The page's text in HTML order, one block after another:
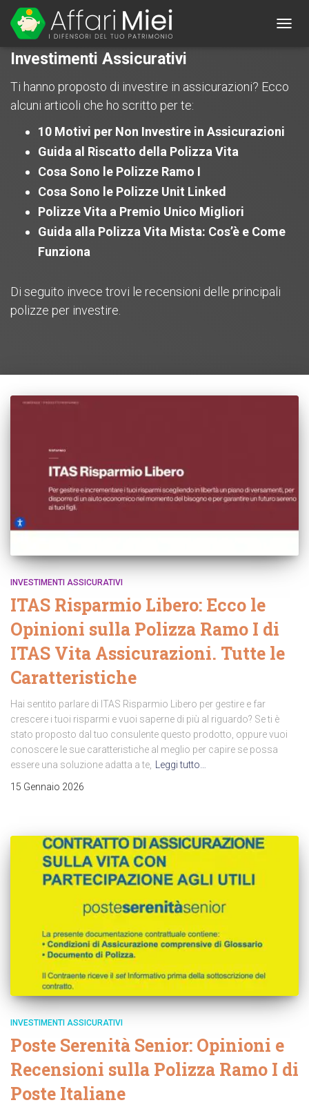
Investimenti Assicurativi
Ti hanno proposto di investire in assicurazioni? Ecco
alcuni articoli che ho scritto per te:
10 Motivi per Non Investire in Assicurazioni
Guida al Riscatto della Polizza Vita
Cosa Sono le Polizze Ramo I
Cosa Sono le Polizze Unit Linked
Polizze Vita a Premio Unico Migliori
Guida alla Polizza Vita Mista: Cos’è e Come
Funziona
Di seguito invece trovi le recensioni delle principali
polizze per investire.
INVESTIMENTI ASSICURATIVI
ITAS Risparmio Libero: Ecco le
Opinioni sulla Polizza Ramo I di
ITAS Vita Assicurazioni. Tutte le
Caratteristiche
Hai sentito parlare di ITAS Risparmio Libero per gestire e far
crescere i tuoi risparmi e vuoi saperne di più al riguardo? Se ti è
stato proposto dal tuo consulente questo prodotto, oppure vuoi
conoscere le sue caratteristiche al meglio per capire se possa
essere una soluzione adatta a te, Leggi tutto…
15 Gennaio 2026
INVESTIMENTI ASSICURATIVI
Poste Serenità Senior: Opinioni e
Recensioni sulla Polizza Ramo I di
Poste Italiane